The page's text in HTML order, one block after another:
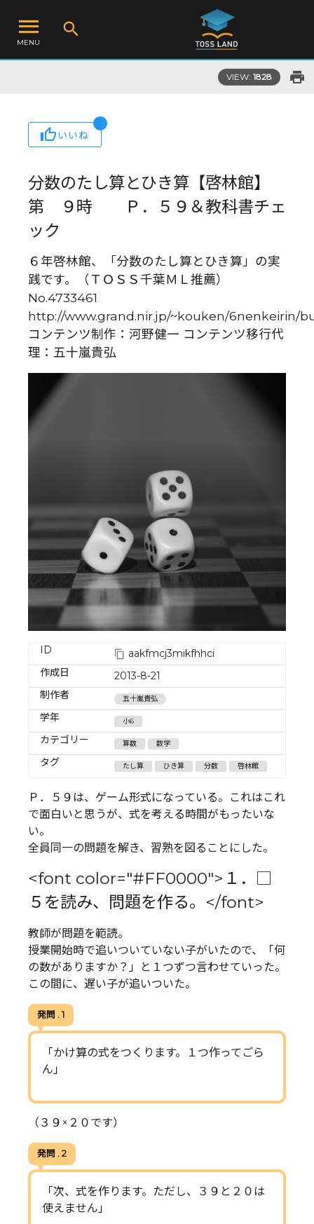
MENU
VIEW: 1828
いいね
分数のたし算とひき算【啓林館】
第 ９時 Ｐ．５９＆教科書チェ
ック
６年啓林館、「分数のたし算とひき算」の実
践です。（ＴＯＳＳ千葉ＭＬ推薦）
No.4733461
http://www.grand.nir.jp/~kouken/6nenkeirin/
コンテンツ制作：河野健一 コンテンツ移行代
理：五十嵐貴弘
ID
aakfmcj3mikfhhci
作成日
2013-8-21
制作者
五十嵐貴弘
学年 小6
カテゴリー 算数 数学
タグ たし算 ひき算 分数 啓林館
Ｐ．５９は、ゲーム形式になっている。これはこれ
で面白いと思うが、式を考える時間がもったいな
い。
全員同一の問題を解き、習熟を図ることにした。
<font color="#FF0000">１．□
５を読み、問題を作る。</font>
教師が問題を範読。
授業開始時で追いついていない子がいたので、「何
の数がありますか？」と１つずつ言わせていった。
この間に、遅い子が追いついた。
発問 . 1
「かけ算の式をつくります。１つ作ってごら
ん」
（３９×２０です）
発問 . 2
「次、式を作ります。ただし、３９と２０は
使えません」